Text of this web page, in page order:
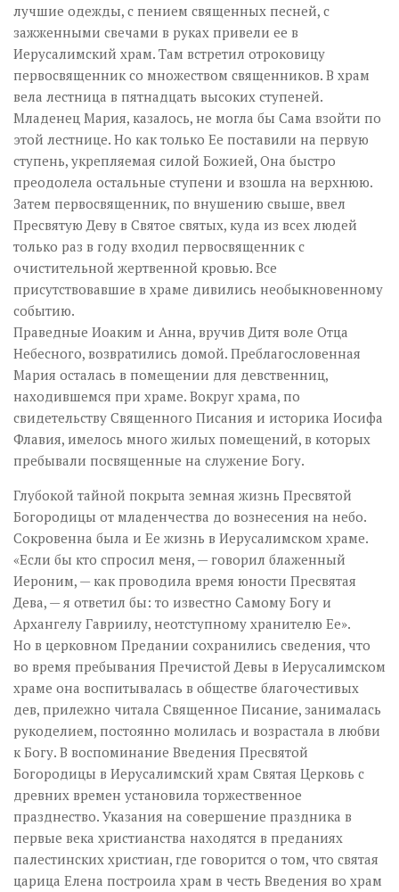
лучшие одежды, с пением священных песней, с
зажженными свечами в руках привели ее в
Иерусалимский храм. Там встретил отроковицу
первосвященник со множеством священников. В храм
вела лестница в пятнадцать высоких ступеней.
Младенец Мария, казалось, не могла бы Сама взойти по
этой лестнице. Но как только Ее поставили на первую
ступень, укрепляемая силой Божией, Она быстро
преодолела остальные ступени и взошла на верхнюю.
Затем первосвященник, по внушению свыше, ввел
Пресвятую Деву в Святое святых, куда из всех людей
только раз в году входил первосвященник с
очистительной жертвенной кровью. Все
присутствовавшие в храме дивились необыкновенному
событию.
Праведные Иоаким и Анна, вручив Дитя воле Отца
Небесного, возвратились домой. Преблагословенная
Мария осталась в помещении для девственниц,
находившемся при храме. Вокруг храма, по
свидетельству Священного Писания и историка Иосифа
Флавия, имелось много жилых помещений, в которых
пребывали посвященные на служение Богу.
Глубокой тайной покрыта земная жизнь Пресвятой
Богородицы от младенчества до вознесения на небо.
Сокровенна была и Ее жизнь в Иерусалимском храме.
«Если бы кто спросил меня, — говорил блаженный
Иероним, — как проводила время юности Пресвятая
Дева, — я ответил бы: то известно Самому Богу и
Архангелу Гавриилу, неотступному хранителю Ее».
Но в церковном Предании сохранились сведения, что
во время пребывания Пречистой Девы в Иерусалимском
храме она воспитывалась в обществе благочестивых
дев, прилежно читала Священное Писание, занималась
рукоделием, постоянно молилась и возрастала в любви
к Богу. В воспоминание Введения Пресвятой
Богородицы в Иерусалимский храм Святая Церковь с
древних времен установила торжественное
празднество. Указания на совершение праздника в
первые века христианства находятся в преданиях
палестинских христиан, где говорится о том, что святая
царица Елена построила храм в честь Введения во храм